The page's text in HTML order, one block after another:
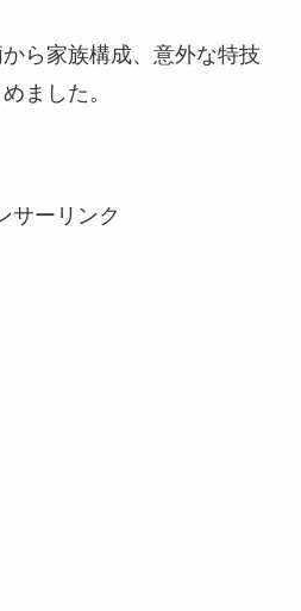
ら家族構成、意外な特技
ました。
サーリンク